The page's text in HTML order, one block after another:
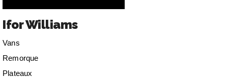
Ifor Williams
Vans
Remorque
Plateaux